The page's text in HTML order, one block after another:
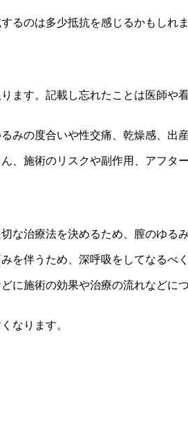
るのは多少抵抗を感じるかもし
ます。記載し忘れたことは医師
みの度合いや性交痛、乾燥感、出
施術のリスクや副作用、アフタ
治療法を決めるため、膣のゆる
伴うため、深呼吸をしてなるべ
施術の効果や治療の流れなどに
なります。